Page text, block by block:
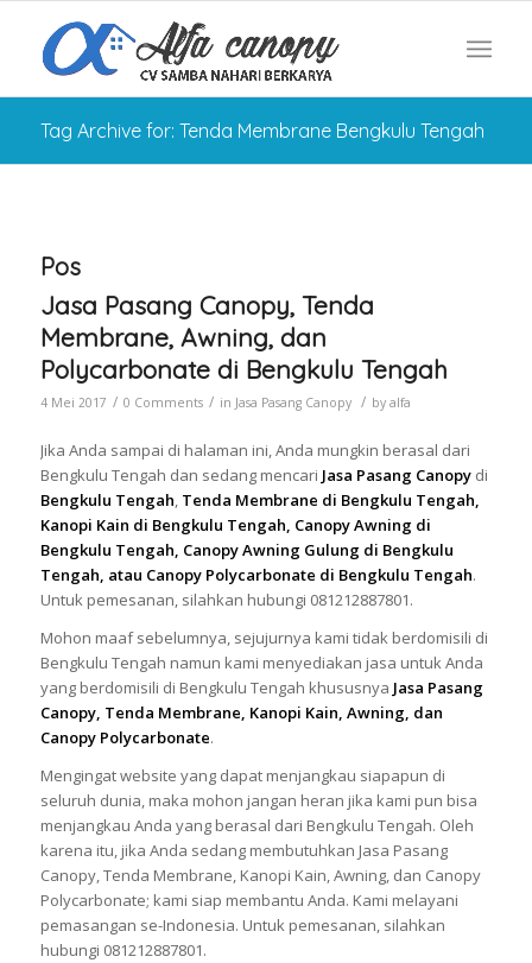
Tag Archive for: Tenda Membrane Bengkulu Tengah
Pos
Jasa Pasang Canopy, Tenda
Membrane, Awning, dan
Polycarbonate di Bengkulu Tengah
4 Mei 2017 / 0 Comments / in Jasa Pasang Canopy / by alfa
Jika Anda sampai di halaman ini, Anda mungkin berasal dari
Bengkulu Tengah dan sedang mencari Jasa Pasang Canopy di
Bengkulu Tengah, Tenda Membrane di Bengkulu Tengah,
Kanopi Kain di Bengkulu Tengah, Canopy Awning di
Bengkulu Tengah, Canopy Awning Gulung di Bengkulu
Tengah, atau Canopy Polycarbonate di Bengkulu Tengah.
Untuk pemesanan, silahkan hubungi 081212887801.
Mohon maaf sebelumnya, sejujurnya kami tidak berdomisili di
Bengkulu Tengah namun kami menyediakan jasa untuk Anda
yang berdomisili di Bengkulu Tengah khususnya Jasa Pasang
Canopy, Tenda Membrane, Kanopi Kain, Awning, dan
Canopy Polycarbonate.
Mengingat website yang dapat menjangkau siapapun di
seluruh dunia, maka mohon jangan heran jika kami pun bisa
menjangkau Anda yang berasal dari Bengkulu Tengah. Oleh
karena itu, jika Anda sedang membutuhkan Jasa Pasang
Canopy, Tenda Membrane, Kanopi Kain, Awning, dan Canopy
Polycarbonate; kami siap membantu Anda. Kami melayani
pemasangan se-Indonesia. Untuk pemesanan, silahkan
hubungi 081212887801.